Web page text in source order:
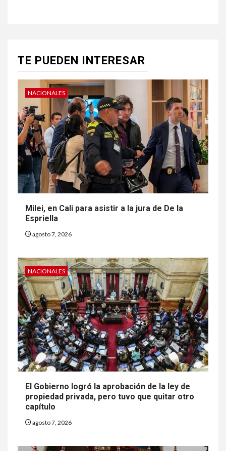
TE PUEDEN INTERESAR
NACIONALES
Milei, en Cali para asistir a la jura de De la
Espriella
agosto 7, 2026
NACIONALES
El Gobierno logró la aprobación de la ley de
propiedad privada, pero tuvo que quitar otro
capítulo
agosto 7, 2026